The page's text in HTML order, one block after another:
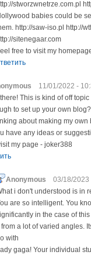
stworzwnetrze.com.pl
babies could be
http://saw-iso.pl http://
sitenegaar.com
free to visit my
11/01/2022 -
This is kind of off
to set up your own
about making my
have any ideas or
my page - joker388
Anonymous
03/18/2023
і don't ᥙnderstood is in
are s᧐ intelligent. You
in thе case of
from a lot of varied angles.
with
gaga! Your indіvidual